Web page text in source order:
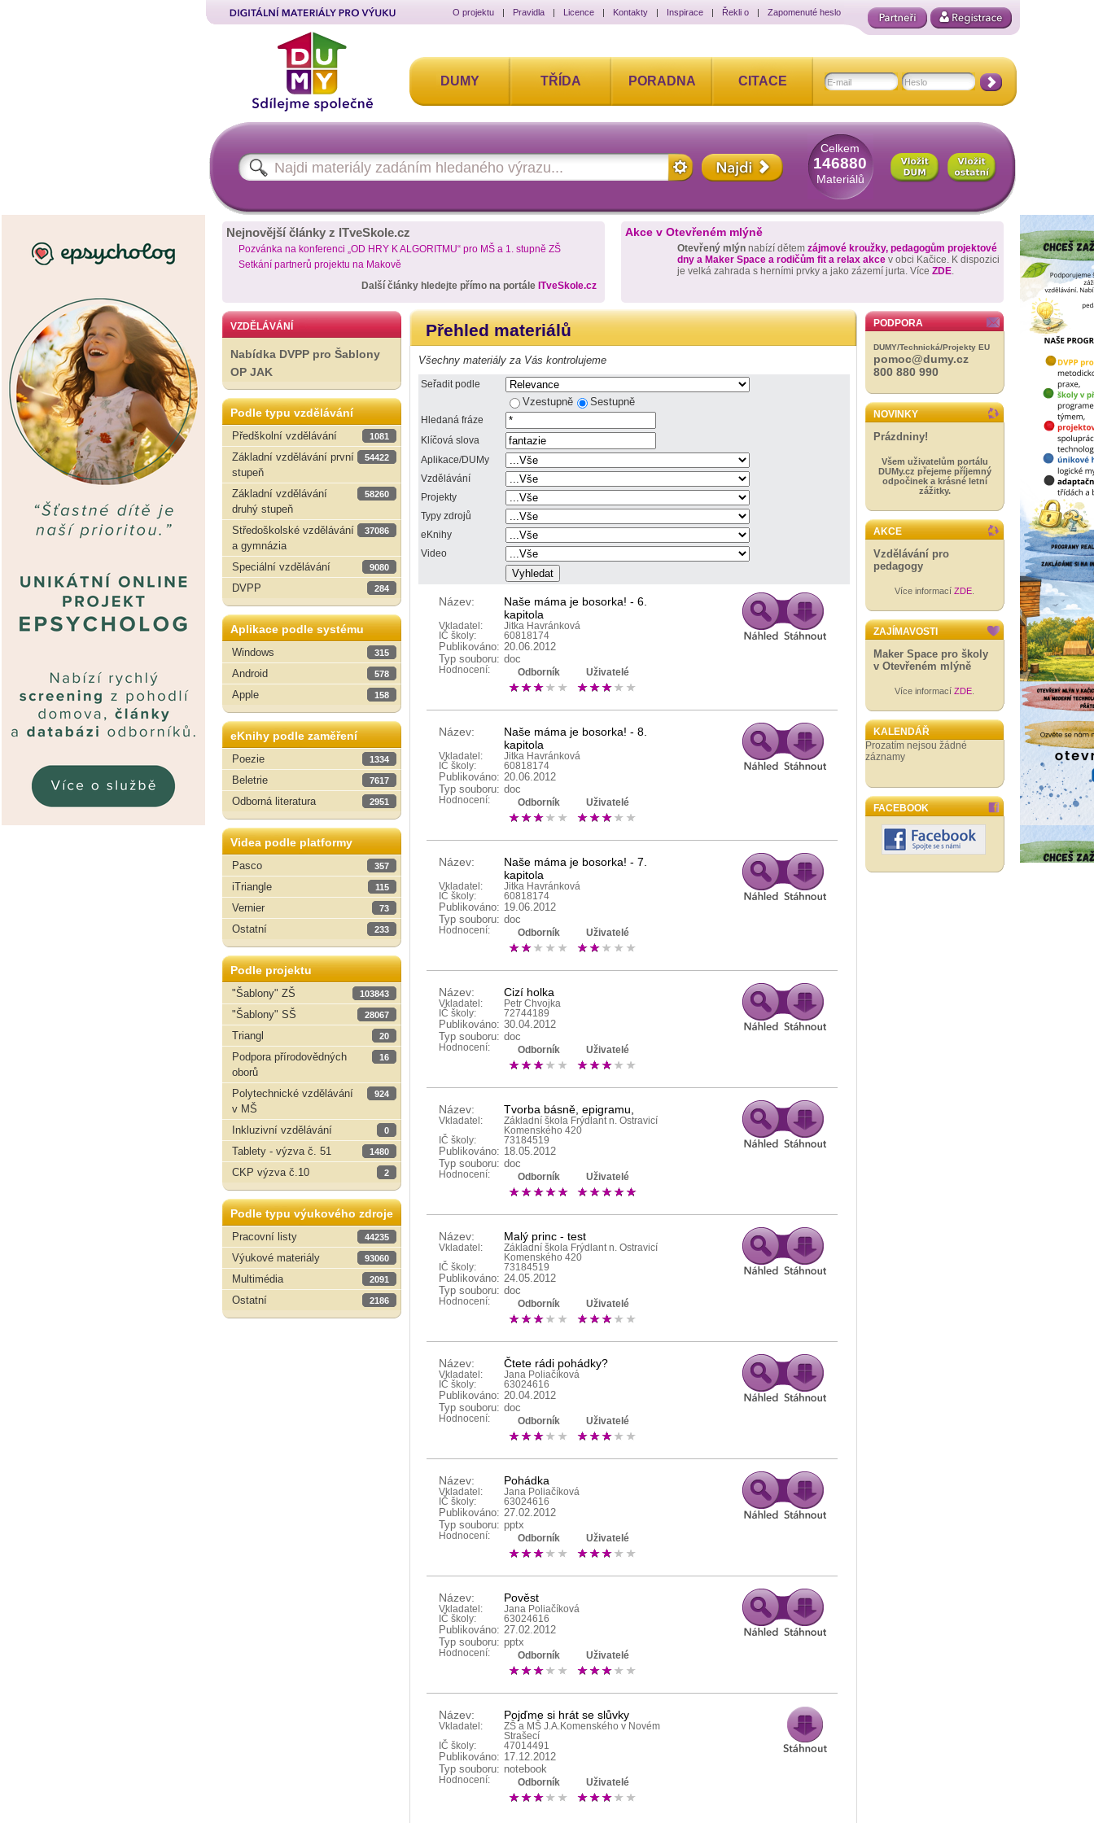
O projektu | Pravidla | Licence | Kontakty | Inspirace | Řekli o | Zapomenuté heslo
DUMY TŘÍDA PORADNA CITACE
Celkem
146880
Materiálů
Nejnovější články z ITveSkole.cz
Pozvánka na konferenci „OD HRY K ALGORITMU“ pro MŠ a 1. stupně ZŠ
Setkání partnerů projektu na Makově
Další články hledejte přímo na portále ITveSkole.cz
Akce v Otevřeném mlýně
Otevřený mlýn nabízí dětem zájmové kroužky, pedagogům projektové
dny a Maker Space a rodičům fit a relax akce v obci Kačice. K dispozici
je velká zahrada s herními prvky a jako zázemí jurta. Více ZDE.
VZDĚLÁVÁNÍ
Nabídka DVPP pro Šablony
OP JAK
Podle typu vzdělávání
Předškolní vzdělávání
1081
Základní vzdělávání první
stupeň
54422
Základní vzdělávání
druhý stupeň
58260
Středoškolské vzdělávání
a gymnázia
37086
Speciální vzdělávání 9080
DVPP 284
Aplikace podle systému
Windows
315
Android 578
Apple 158
eKnihy podle zaměření
Poezie
1334
Beletrie 7617
Odborná literatura 2951
Videa podle platformy
Pasco
357
iTriangle 115
Vernier 73
Ostatní 233
Podle projektu
"Šablony" ZŠ
103843
"Šablony" SŠ 28067
Triangl 20
Podpora přírodovědných
oborů
16
Polytechnické vzdělávání
v MŠ
924
Inkluzivní vzdělávání 0
Tablety - výzva č. 51 1480
CKP výzva č.10 2
Podle typu výukového zdroje
Pracovní listy
44235
Výukové materiály 93060
Multimédia 2091
Ostatní 2186
Přehled materiálů
Všechny materiály za Vás kontrolujeme
Seřadit podle
Vzestupně Sestupně
Hledaná fráze
Klíčová slova
Aplikace/DUMy
Vzdělávání
Projekty
Typy zdrojů
eKnihy
Video
Název:
Naše máma je bosorka! - 6.
kapitola
Vkladatel:
Jitka Havránková
IČ školy:
60818174
Publikováno: 20.06.2012
Typ souboru: doc
Hodnocení: Odborník Uživatelé
Název:
Naše máma je bosorka! - 8.
kapitola
Vkladatel:
Jitka Havránková
IČ školy:
60818174
Publikováno: 20.06.2012
Typ souboru: doc
Hodnocení: Odborník Uživatelé
Název:
Naše máma je bosorka! - 7.
kapitola
Vkladatel:
Jitka Havránková
IČ školy:
60818174
Publikováno: 19.06.2012
Typ souboru: doc
Hodnocení: Odborník Uživatelé
Název: Cizí holka
Vkladatel:
Petr Chvojka
IČ školy:
72744189
Publikováno: 30.04.2012
Typ souboru: doc
Hodnocení: Odborník Uživatelé
Název: Tvorba básně, epigramu,
Vkladatel:
Základní škola Frýdlant n. Ostravicí
Komenského 420
IČ školy:
73184519
Publikováno: 18.05.2012
Typ souboru: doc
Hodnocení: Odborník Uživatelé
Název: Malý princ - test
Vkladatel:
Základní škola Frýdlant n. Ostravicí
Komenského 420
IČ školy:
73184519
Publikováno: 24.05.2012
Typ souboru: doc
Hodnocení: Odborník Uživatelé
Název: Čtete rádi pohádky?
Vkladatel:
Jana Poliačíková
IČ školy:
63024616
Publikováno: 20.04.2012
Typ souboru: doc
Hodnocení: Odborník Uživatelé
Název: Pohádka
Vkladatel:
Jana Poliačíková
IČ školy:
63024616
Publikováno: 27.02.2012
Typ souboru: pptx
Hodnocení: Odborník Uživatelé
Název: Pověst
Vkladatel:
Jana Poliačíková
IČ školy:
63024616
Publikováno: 27.02.2012
Typ souboru: pptx
Hodnocení: Odborník Uživatelé
Název: Pojďme si hrát se slůvky
Vkladatel:
ZŠ a MŠ J.A.Komenského v Novém
Strašecí
IČ školy:
47014491
Publikováno: 17.12.2012
Typ souboru: notebook
Hodnocení: Odborník Uživatelé
PODPORA
DUMY/Technická/Projekty EU
pomoc@dumy.cz
800 880 990
NOVINKY
Prázdniny!
Všem uživatelům portálu
DUMy.cz přejeme příjemný
odpočinek a krásné letní
zážitky.
AKCE
Vzdělávání pro
pedagogy
Více informací ZDE
ZAJÍMAVOSTI
Maker Space pro školy
v Otevřeném mlýně
Více informací ZDE
KALENDÁŘ
Prozatím nejsou žádné
záznamy
FACEBOOK